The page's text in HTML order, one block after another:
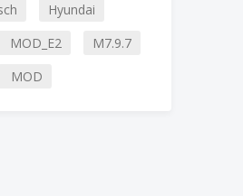
Hyundai
MOD_E2
M7.9.7
MOD